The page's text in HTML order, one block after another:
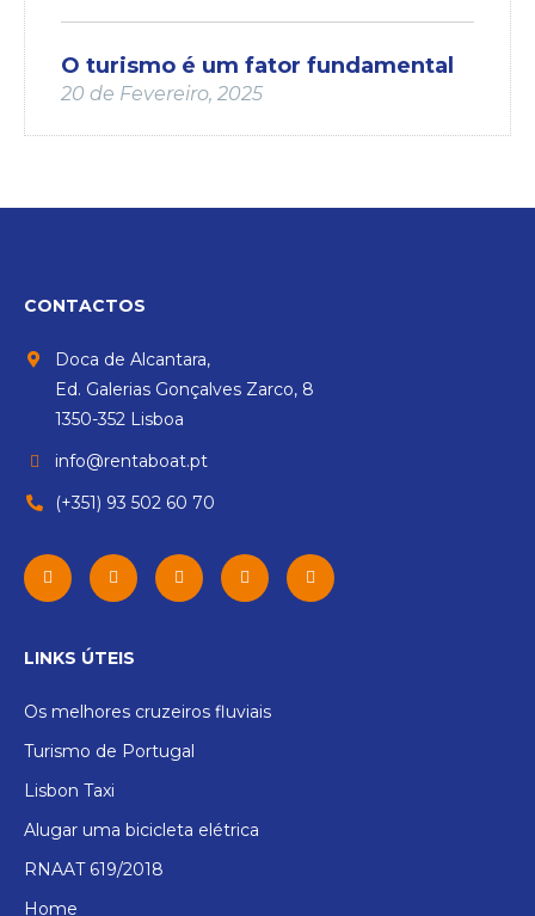
O turismo é um fator fundamental
20 de Fevereiro, 2025
CONTACTOS
Doca de Alcantara,
Ed. Galerias Gonçalves Zarco, 8
1350-352 Lisboa
info@rentaboat.pt
(+351) 93 502 60 70
LINKS ÚTEIS
Os melhores cruzeiros fluviais
Turismo de Portugal
Lisbon Taxi
Alugar uma bicicleta elétrica
RNAAT 619/2018
Home